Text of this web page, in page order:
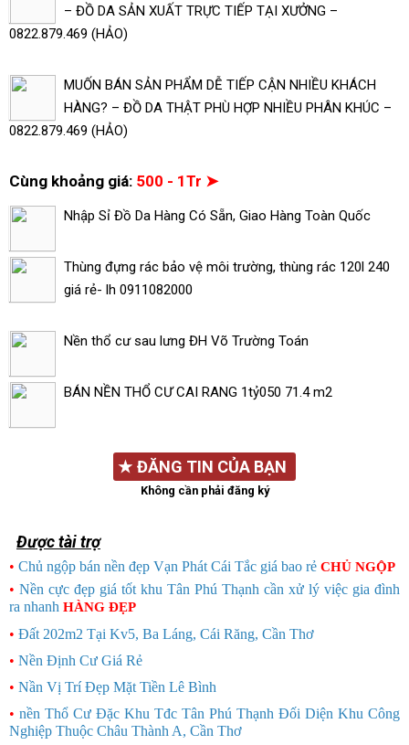
– ĐỒ DA SẢN XUẤT TRỰC TIẾP TẠI XƯỞNG –
0822.879.469 (HẢO)
MUỐN BÁN SẢN PHẨM DỄ TIẾP CẬN NHIỀU KHÁCH
HÀNG? – ĐỒ DA THẬT PHÙ HỢP NHIỀU PHÂN KHÚC –
0822.879.469 (HẢO)
Cùng khoảng giá: 500 - 1Tr ➤
Nhập Sỉ Đồ Da Hàng Có Sẵn, Giao Hàng Toàn Quốc
Thùng đựng rác bảo vệ môi trường, thùng rác 120l 240
giá rẻ- lh 0911082000
Nền thổ cư sau lưng ĐH Võ Trường Toán
BÁN NỀN THỔ CƯ CAI RANG 1tỷ050 71.4 m2
★ ĐĂNG TIN CỦA BẠN
Không cần phải đăng ký
Được tài trợ
• Chủ ngộp bán nền đẹp Vạn Phát Cái Tắc giá bao rẻ CHỦ NGỘP
• Nền cực đẹp giá tốt khu Tân Phú Thạnh cần xử lý việc gia đình
ra nhanh HÀNG ĐẸP
• Đất 202m2 Tại Kv5, Ba Láng, Cái Răng, Cần Thơ
• Nền Định Cư Giá Rẻ
• Nần Vị Trí Đẹp Mặt Tiền Lê Bình
• nền Thổ Cư Đặc Khu Tđc Tân Phú Thạnh Đối Diện Khu Công
Nghiệp Thuộc Châu Thành A, Cần Thơ